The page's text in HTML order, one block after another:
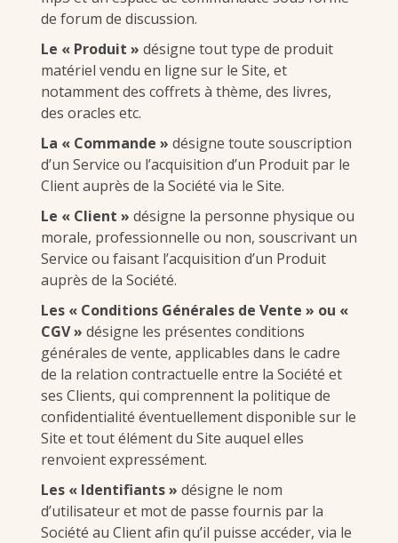
de forum de discussion.
Le « Produit » désigne tout type de produit
matériel vendu en ligne sur le Site, et
notamment des coffrets à thème, des livres,
des oracles etc.
La « Commande » désigne toute souscription
d’un Service ou l’acquisition d’un Produit par le
Client auprès de la Société via le Site.
Le « Client » désigne la personne physique ou
morale, professionnelle ou non, souscrivant un
Service ou faisant l’acquisition d’un Produit
auprès de la Société.
Les « Conditions Générales de Vente » ou «
CGV » désigne les présentes conditions
générales de vente, applicables dans le cadre
de la relation contractuelle entre la Société et
ses Clients, qui comprennent la politique de
confidentialité éventuellement disponible sur le
Site et tout élément du Site auquel elles
renvoient expressément.
Les « Identifiants » désigne le nom
d’utilisateur et mot de passe fournis par la
Société au Client afin qu’il puisse accéder, via le